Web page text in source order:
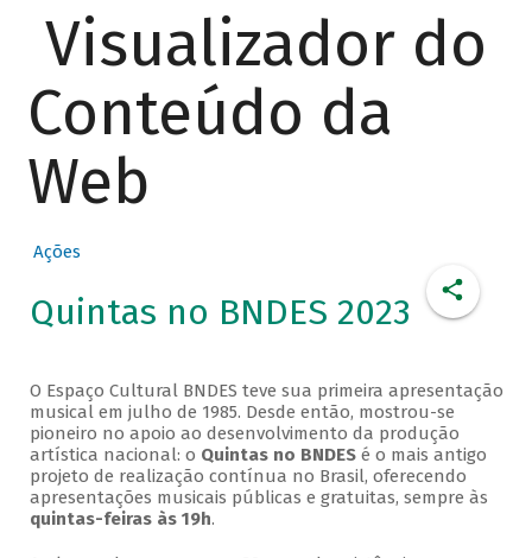
Visualizador do
Conteúdo da
Web
Ações
Quintas no BNDES 2023
O Espaço Cultural BNDES teve sua primeira apresentação
musical em julho de 1985. Desde então, mostrou-se
pioneiro no apoio ao desenvolvimento da produção
artística nacional: o Quintas no BNDESé o mais antigo
projeto de realização contínua no Brasil, oferecendo
apresentações musicais públicas e gratuitas, sempre às
quintas-feiras às 19h.